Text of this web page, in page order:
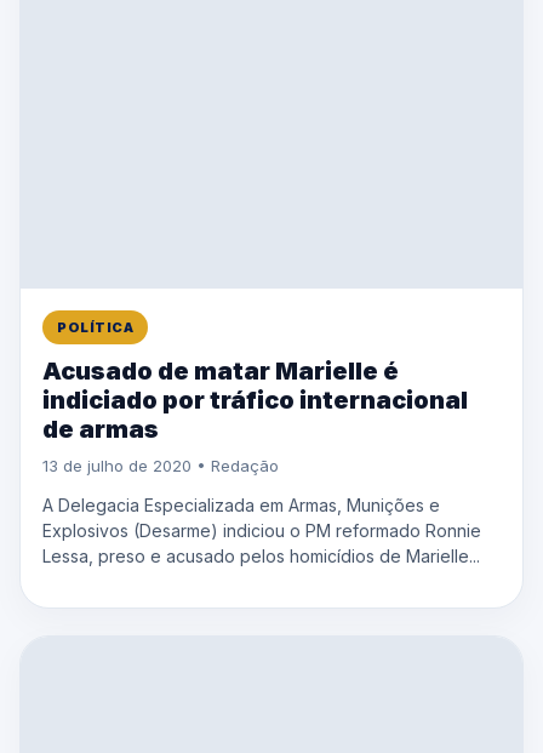
POLÍTICA
Acusado de matar Marielle é
indiciado por tráfico internacional
de armas
13 de julho de 2020 • Redação
A Delegacia Especializada em Armas, Munições e
Explosivos (Desarme) indiciou o PM reformado Ronnie
Lessa, preso e acusado pelos homicídios de Marielle...